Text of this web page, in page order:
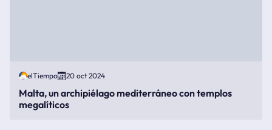
elTiempo 20 oct 2024
Malta, un archipiélago mediterráneo con templos
megalíticos